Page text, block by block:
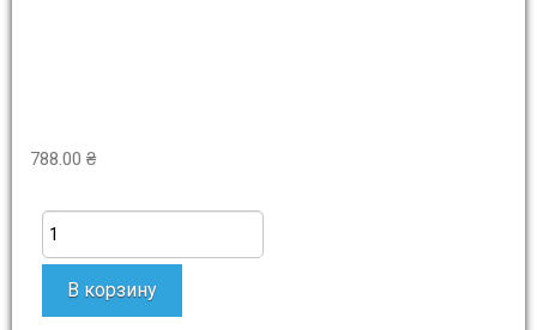
788.00 ₴
Количество
В корзину